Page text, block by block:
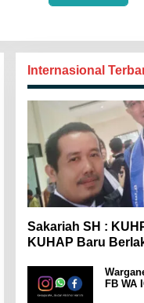
Internasional
Sakariah SH :
KUHAP Baru
Waspada
FB WA